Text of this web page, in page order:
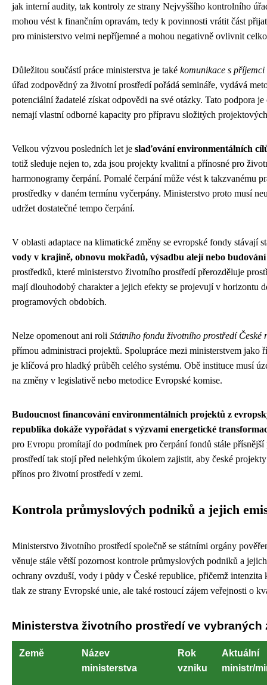
jak interní audity, tak kontroly ze strany Nejvyššího kontrolního
mohou vést k finančním opravám, tedy k povinnosti vrátit část
pro ministerstvo velmi nepříjemné a mohou negativně ovlivnit
Důležitou součástí práce ministerstva je také komunikace s
úřad zodpovědný za životní prostředí pořádá semináře, vydává
potenciální žadatelé získat odpovědi na své otázky. Tato podpora
nemají vlastní odborné kapacity pro přípravu složitých
Velkou výzvou posledních let je slaďování environmentálních
totiž sleduje nejen to, zda jsou projekty kvalitní a přínosné pro
harmonogramy čerpání. Pomalé čerpání může vést k takzvanému
prostředky v daném termínu vyčerpány. Ministerstvo proto musí
udržet dostatečné tempo čerpání.
V oblasti adaptace na klimatické změny se evropské fondy stávají
vody v krajině, obnovu mokřadů, výsadbu alejí nebo
prostředků, které ministerstvo životního prostředí přerozděluje
mají dlouhodobý charakter a jejich efekty se projevují v horizontu
programových obdobích.
Nelze opomenout ani roli Státního fondu životního prostředí České
přímou administraci projektů. Spolupráce mezi ministerstvem
je klíčová pro hladký průběh celého systému. Obě instituce musí
na změny v legislativě nebo metodice Evropské komise.
Budoucnost financování environmentálních projektů z
republika dokáže vypořádat s výzvami energetické
pro Evropu promítají do podmínek pro čerpání fondů stále
prostředí tak stojí před nelehkým úkolem zajistit, aby české
přínos pro životní prostředí v zemi.
Kontrola průmyslových podniků a jejich
Ministerstvo životního prostředí společně se státními orgány
věnuje stále větší pozornost kontrole průmyslových podniků a
ochrany ovzduší, vody i půdy v České republice, přičemž
tlak ze strany Evropské unie, ale také rostoucí zájem veřejnosti o
Ministerstva životního prostředí ve vybraných
Země
Název
ministerstva
Rok
vzniku
Aktuální
ministr/